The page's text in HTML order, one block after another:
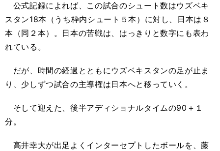
公式記録によれば、この試合のシュート数はウズベキ
スタン18本（うち枠内シュート５本）に対し、日本は８
本（同２本）。日本の苦戦は、はっきりと数字にも表わ
れている。
だが、時間の経過とともにウズベキスタンの足が止ま
り、少しずつ試合の主導権は日本へと移っていく。
そして迎えた、後半アディショナルタイムの90＋１
分。
高井幸大が出足よくインターセプトしたボールを、藤